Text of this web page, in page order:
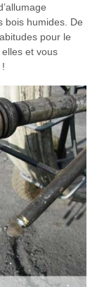
bois humides. De
pour le
et vous